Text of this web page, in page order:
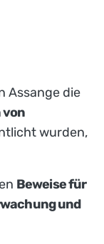
Assange die
von
wurden,
Beweise für
und